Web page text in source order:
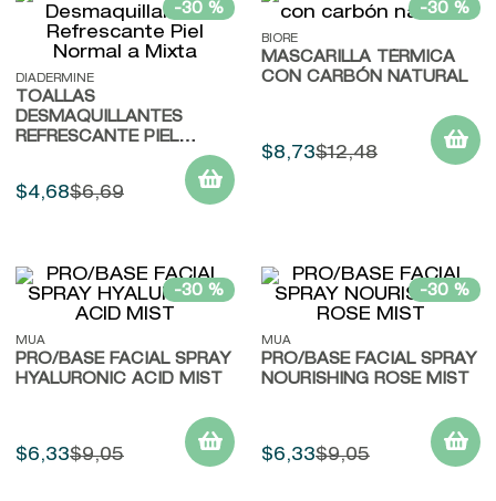
-30 %
DIADERMINE
TOALLAS
DESMAQUILLANTES
REFRESCANTE PIEL
$4,68$6,69
-30 %
BIORE
MASCARILLA TÉRMICA
CON CARBÓN NATURAL
$8, 73$12,48
-30 %
MUA
PRO/BASE FACIAL SPRAY
HYALURONIC ACID MIST
$6,33$9,05
-30 %
MUA
PRO/BASE FACIAL SPRAY
NOURISHING ROSE MIST
$6,33$9,05